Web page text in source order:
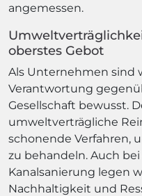
angemessen.
oberstes Gebot
Als Unternehmen sind
Verantwortung
Gesellschaft bewusst.
umweltverträgliche
schonende Verfahren,
zu behandeln. Auch
Kanalsanierung legen
Nachhaltigkeit und